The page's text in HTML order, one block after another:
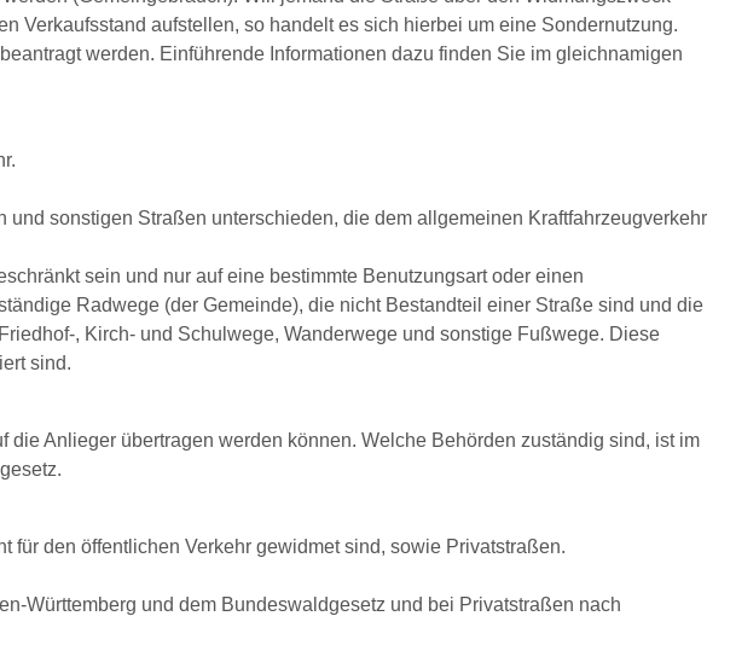
Verkaufsstand aufstellen, so handelt es sich hierbei um eine Sondernutzung.
werden. Einführende Informationen dazu finden Sie im gleichnamigen
sonstigen Straßen unterschieden, die dem allgemeinen Kraftfahrzeugverkehr
sein und nur auf eine bestimmte Benutzungsart oder einen
Radwege (der Gemeinde), die nicht Bestandteil einer Straße sind und die
, Kirch- und Schulwege, Wanderwege und sonstige Fußwege. Diese
sind.
Anlieger übertragen werden können. Welche Behörden zuständig sind, ist im
für den öffentlichen Verkehr gewidmet sind, sowie Privatstraßen.
Württemberg und dem Bundeswaldgesetz und bei Privatstraßen nach